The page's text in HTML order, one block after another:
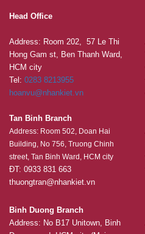
Head Office
Address: Room 202, 57 Le Thi
Hong Gam st, Ben Thanh Ward,
HCM city
Tel: 0283 8213955
hoanvu@nhankiet.vn
Tan Binh Branch
Address: Room 502, Doan Hai
Building, No 756, Truong Chinh
street, Tan Binh Ward, HCM city
ĐT: 0933 831 663
thuongtran@nhankiet.vn
Binh Duong Branch
Address: No B17 Unitown, Binh